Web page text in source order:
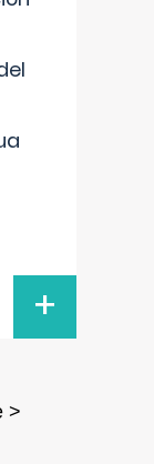
+
>